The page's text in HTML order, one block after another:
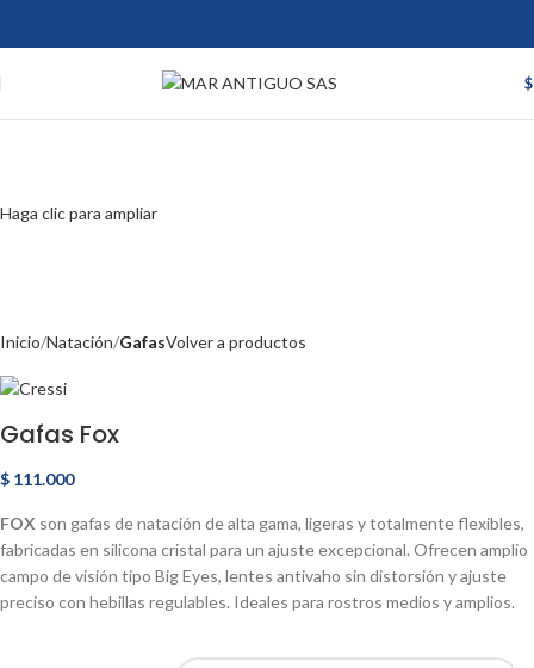
$
Haga clic para ampliar
Inicio Natación GafasVolver a productos
Gafas Fox
$ 111.000
FOX son gafas de natación de alta gama, ligeras y totalmente flexibles,
fabricadas en silicona cristal para un ajuste excepcional. Ofrecen amplio
campo de visión tipo Big Eyes, lentes antivaho sin distorsión y ajuste
preciso con hebillas regulables. Ideales para rostros medios y amplios.